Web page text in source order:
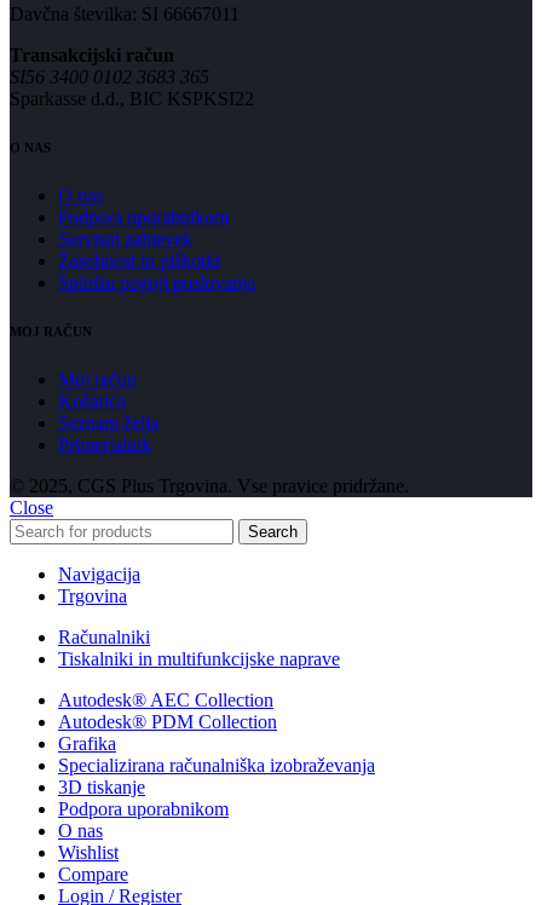
Davčna številka: SI 66667011
Transakcijski račun
SI56 3400 0102 3683 365
Sparkasse d.d., BIC KSPKSI22
O NAS
O nas
Podpora uporabnikom
Servisni zahtevek
Zasebnost in piškotki
Splošni pogoji poslovanja
MOJ RAČUN
Moj račun
Košarica
Seznam želja
Primerjalnik
© 2025, CGS Plus Trgovina. Vse pravice pridržane.
Close
Search
Navigacija
Trgovina
Računalniki
Tiskalniki in multifunkcijske naprave
Autodesk® AEC Collection
Autodesk® PDM Collection
Grafika
Specializirana računalniška izobraževanja
3D tiskanje
Podpora uporabnikom
O nas
Wishlist
Compare
Login / Register